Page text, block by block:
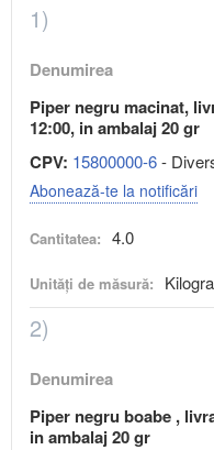
1)
Denumirea
Piper negru macinat,
12:00, in ambalaj 20 gr
CPV: 15800000-6-
Abonează-te la notificări
Cantitatea: 4.0
Unități de măsură:
2)
Denumirea
Piper negru boabe ,
in ambalaj 20 gr